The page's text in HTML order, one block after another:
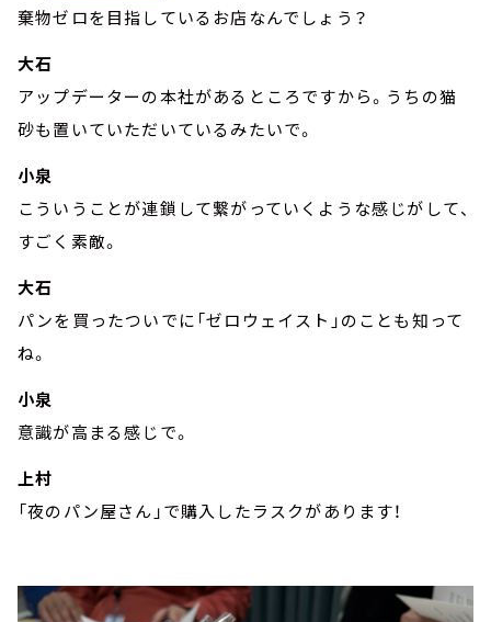
棄物ゼロを目指しているお店なんでしょう？
大石
アップデーターの本社があるところですから。うちの猫
砂も置いていただいているみたいで。
小泉
こういうことが連鎖して繋がっていくような感じがして、
すごく素敵。
大石
パンを買ったついでに「ゼロウェイスト」のことも知って
ね。
小泉
意識が高まる感じで。
上村
「夜のパン屋さん」で購入したラスクがあります！